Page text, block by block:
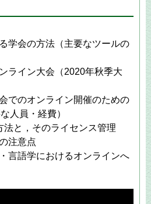
学会の方法（主要なツールの
ライン大会（2020年秋季大
でのオンライン開催のための
人員・経費）
と，そのライセンス管理
注意点
言語学におけるオンラインへ